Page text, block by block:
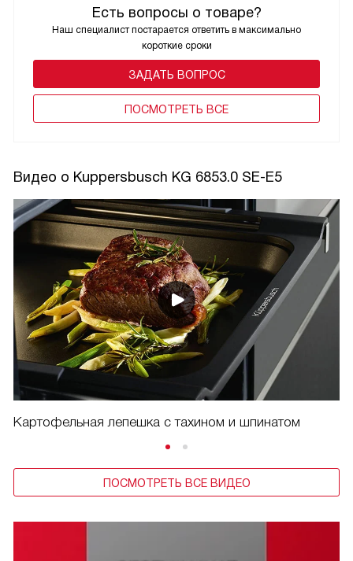
Есть вопросы о товаре?
Наш специалист постарается ответить в максимально
короткие сроки
ЗАДАТЬ ВОПРОС
ПОCМОТРЕТЬ ВСЕ
Видео о Kuppersbusch KG 6853.0 SE-E5
Картофельная лепешка с тахином и шпинатом
ПОСМОТРЕТЬ ВСЕ ВИДЕО